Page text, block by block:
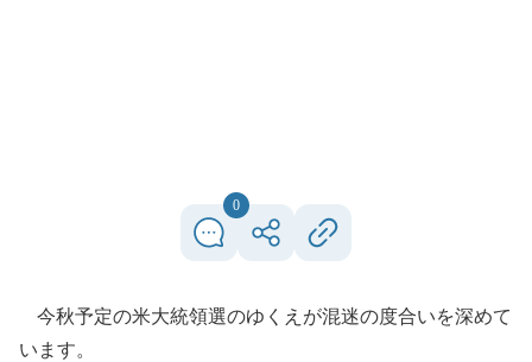
0
今秋予定の米大統領選のゆくえが混迷の度合いを深めて
います。